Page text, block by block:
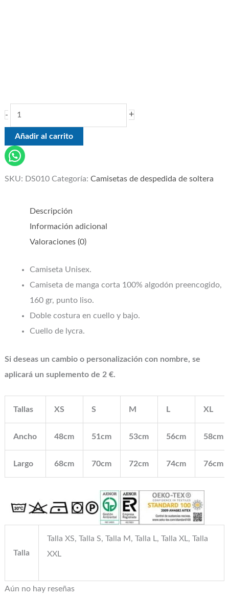
- +
Añadir al carrito
SKU: DS010 Categoría: Camisetas de despedida de soltera
Descripción
Información adicional
Valoraciones (0)
Camiseta Unisex.
Camiseta de manga corta 100% algodón preencogido,
160 gr, punto liso.
Doble costura en cuello y bajo.
Cuello de lycra.
Si deseas un cambio o personalización con nombre, se
aplicará un suplemento de 2 €.
Tallas XS S M L XL
Ancho 48cm 51cm 53cm 56cm 58cm
Largo 68cm 70cm 72cm 74cm 76cm
Talla
Talla XS, Talla S, Talla M, Talla L, Talla XL, Talla
XXL
Aún no hay reseñas